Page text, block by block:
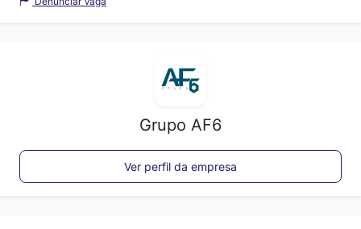
Grupo AF6
Ver perfil da empresa